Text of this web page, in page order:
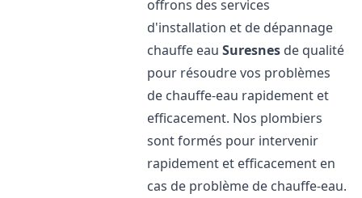
offrons des services
d'installation et de dépannage
chauffe eauSuresnes de qualité
pour résoudre vos problèmes
de chauffe-eau rapidement et
efficacement. Nos plombiers
sont formés pour intervenir
rapidement et efficacement en
cas de problème de chauffe-eau.